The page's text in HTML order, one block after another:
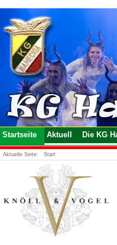
Startseite Aktuell Die KG
Aktuelle Seite: Start